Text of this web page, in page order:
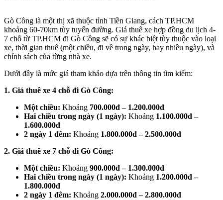
Gò Công là một thị xã thuộc tỉnh Tiền Giang, cách TP.HCM
khoảng 60-70km tùy tuyến đường. Giá thuê xe hợp đồng du lịch 4-
7 chỗ từ TP.HCM đi Gò Công sẽ có sự khác biệt tùy thuộc vào loại
xe, thời gian thuê (một chiều, đi về trong ngày, hay nhiều ngày), và
chính sách của từng nhà xe.
Dưới đây là mức giá tham khảo dựa trên thông tin tìm kiếm:
1. Giá thuê xe 4 chỗ đi Gò Công:
Một chiều: Khoảng 700.000đ – 1.200.000đ
Hai chiều trong ngày (1 ngày): Khoảng 1.100.000đ –
1.600.000đ
2 ngày 1 đêm: Khoảng 1.800.000đ – 2.500.000đ
2. Giá thuê xe 7 chỗ đi Gò Công:
Một chiều: Khoảng 900.000đ – 1.300.000đ
Hai chiều trong ngày (1 ngày): Khoảng 1.200.000đ –
1.800.000đ
2 ngày 1 đêm: Khoảng 2.000.000đ – 2.800.000đ